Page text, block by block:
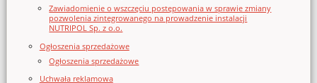
Zawiadomienie o wszczęciu postępowania w sprawie zmiany
pozwolenia zintegrowanego na prowadzenie instalacji
NUTRIPOL Sp. z o.o.
Ogłoszenia sprzedażowe
Ogłoszenia sprzedażowe
Uchwała reklamowa